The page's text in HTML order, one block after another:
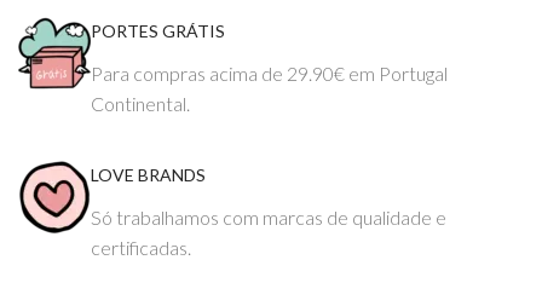
PORTES GRÁTIS
Para compras acima de 29.90€ em Portugal
Continental.
LOVE BRANDS
Só trabalhamos com marcas de qualidade e
certificadas.